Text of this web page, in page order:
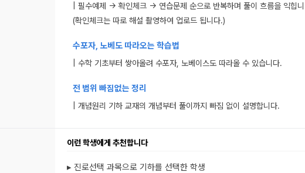
| 필수예제 → 확인체크 → 연습문제 순으로 반복하며 풀이 흐름을 익힙
(확인체크는 따로 해설 촬영하여 업로드 됩니다.)
수포자, 노베도 따라오는 학습법
| 수학 기초부터 쌓아올려 수포자, 노베이스도 따라올 수 있습니다.
전 범위 빠짐없는 정리
| 개념원리 기하 교재의 개념부터 풀이까지 빠짐 없이 설명합니다.
이런 학생에게 추천합니다
▸ 진로선택 과목으로 기하를 선택한 학생